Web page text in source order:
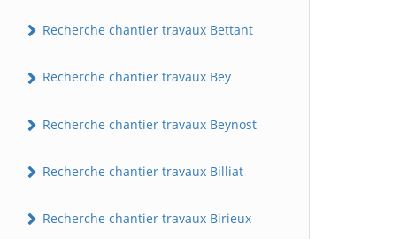
Recherche chantier travaux Bettant
Recherche chantier travaux Bey
Recherche chantier travaux Beynost
Recherche chantier travaux Billiat
Recherche chantier travaux Birieux